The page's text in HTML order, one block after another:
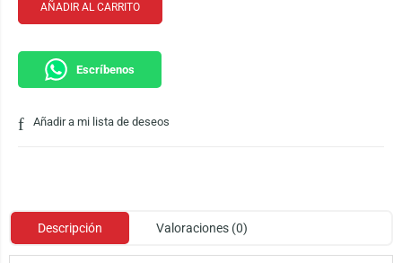
AÑADIR AL CARRITO
Escríbenos
Añadir a mi lista de deseos
Descripción Valoraciones (0)